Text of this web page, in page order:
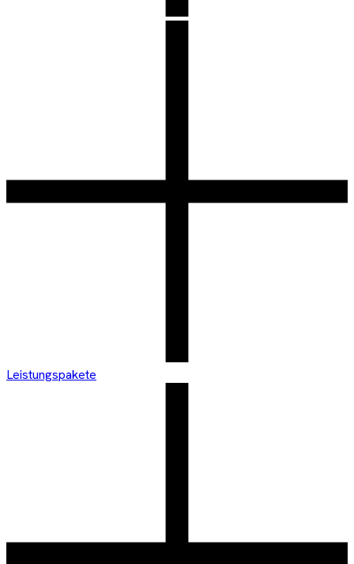
Leistungspakete